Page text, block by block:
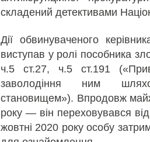
складений детективами
Дії обвинуваченого
виступав у ролі пособника
ч.5 ст.27, ч.5 ст.191
заволодіння ним
становищем»). Впродовж
року — він переховувався
жовтні 2020 року особу